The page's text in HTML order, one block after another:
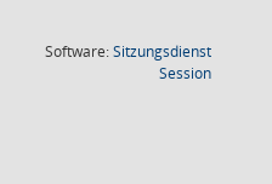
Software:Sitzungsdienst
Session(Wird in